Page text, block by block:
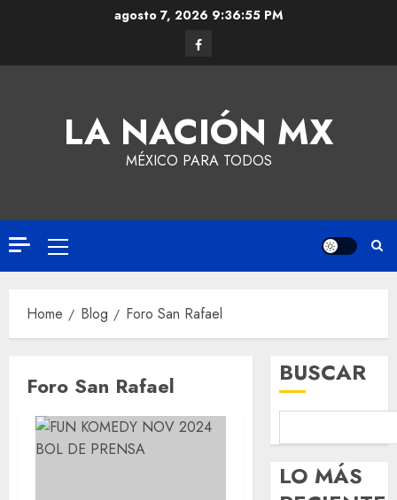
agosto 7, 2026 9:36:55 PM
LA NACIÓN MX
MÉXICO PARA TODOS
Home Blog Foro San Rafael
Foro San Rafael BUSCAR
LO MÁS